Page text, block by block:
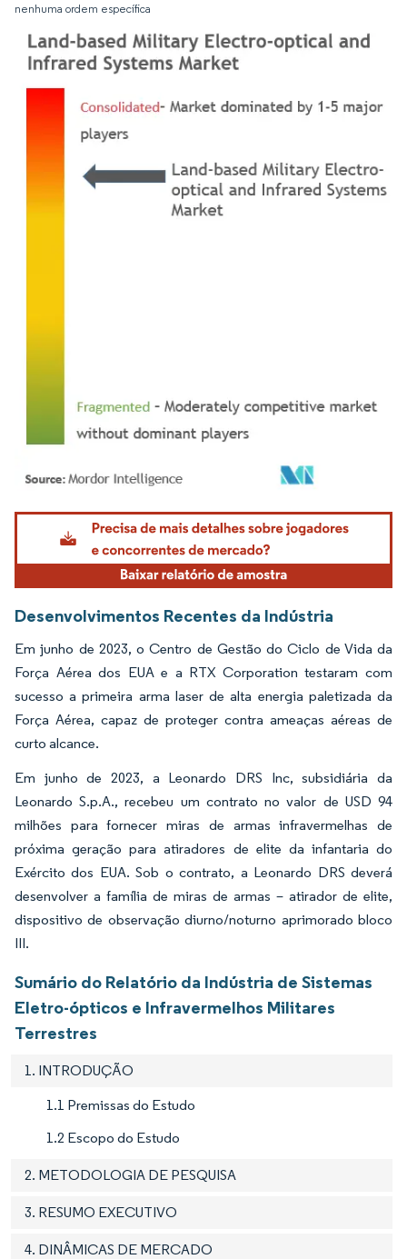
nenhuma ordem específica
Imagem © Mordor Intelligence. O reuso requer atribuição conforme CC BY 4.0.
Desenvolvimentos Recentes da Indústria
Em junho de 2023, o Centro de Gestão do Ciclo de Vida da
Força Aérea dos EUA e a RTX Corporation testaram com
sucesso a primeira arma laser de alta energia paletizada da
Força Aérea, capaz de proteger contra ameaças aéreas de
curto alcance.
Em junho de 2023, a Leonardo DRS Inc, subsidiária da
Leonardo S.p.A., recebeu um contrato no valor de USD 94
milhões para fornecer miras de armas infravermelhas de
próxima geração para atiradores de elite da infantaria do
Exército dos EUA. Sob o contrato, a Leonardo DRS deverá
desenvolver a família de miras de armas – atirador de elite,
dispositivo de observação diurno/noturno aprimorado bloco
III.
Sumário do Relatório da Indústria de Sistemas
Eletro-ópticos e Infravermelhos Militares
Terrestres
1. INTRODUÇÃO
1.1 Premissas do Estudo
1.2 Escopo do Estudo
2. METODOLOGIA DE PESQUISA
3. RESUMO EXECUTIVO
4. DINÂMICAS DE MERCADO